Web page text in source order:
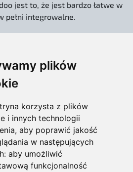
plików
korzysta z plików
i innych technologii
aby poprawić jakość
w następujących
aby umożliwić
funkcjonalność
jest to, że jest bardzo łatwe w
pełni integrowalne.
oraz dystrybucja
są niezależnymi rozwiązaniami
jesteśmy powiązani kapitałowo
z Odoo S.A. Słowo „Odoo” jest
towarowym Odoo S.A. i zostało
informacyjnych, do określenia
source (Community), na której
wdrożenia zachowują 100%
twórców, umożliwiając
płatnych usług Odoo S.A. (np.